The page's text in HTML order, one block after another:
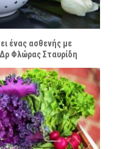
ένας ασθενής με
Φλώρας Σταυρίδη